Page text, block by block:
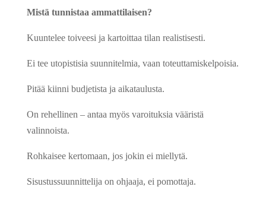
Mistä tunnistaa ammattilaisen?
Kuuntelee toiveesi ja kartoittaa tilan realistisesti.
Ei tee utopistisia suunnitelmia, vaan toteuttamiskelpoisia.
Pitää kiinni budjetista ja aikataulusta.
On rehellinen – antaa myös varoituksia vääristä
valinnoista.
Rohkaisee kertomaan, jos jokin ei miellytä.
Sisustussuunnittelija on ohjaaja, ei pomottaja.